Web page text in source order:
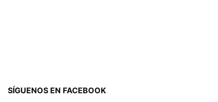
SÍGUENOS EN FACEBOOK